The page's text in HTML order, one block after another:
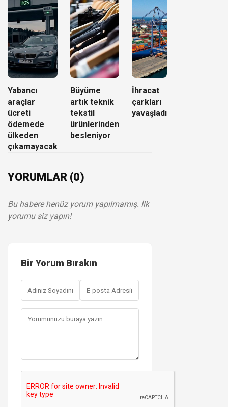
Yabancı
araçlar
ücreti
ödemede
ülkeden
çıkamayacak
Büyüme
artık teknik
tekstil
ürünlerinden
besleniyor
İhracat
çarkları
yavaşladı
YORUMLAR (0)
Bu habere henüz yorum yapılmamış. İlk
yorumu siz yapın!
Bir Yorum Bırakın